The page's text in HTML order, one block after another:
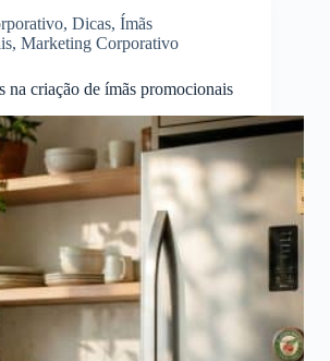
, Dicas, Ímãs
, Marketing Corporativo
na criação de ímãs promocionais